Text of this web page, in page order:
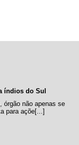
índios do Sul
órgão não apenas se
para açõe[...]